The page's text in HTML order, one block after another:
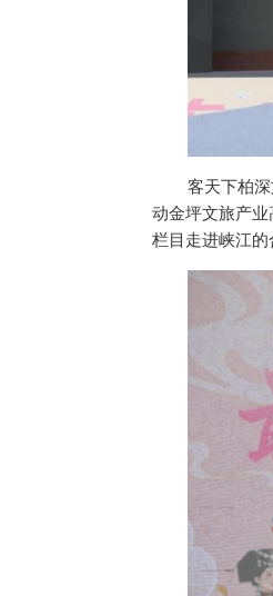
客天下柏
动金坪文旅产
栏目走进峡江的